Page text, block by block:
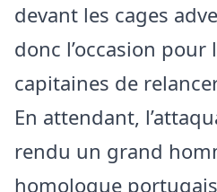
devant les cages
donc l’occasion pour
capitaines de
En attendant,
rendu un grand
homologue